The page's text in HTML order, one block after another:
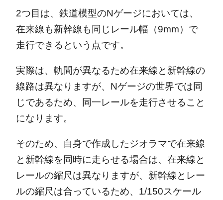
2つ目は、鉄道模型のNゲージにおいては、
在来線も新幹線も同じレール幅（9mm）で
走行できるという点です。
実際は、軌間が異なるため在来線と新幹線の
線路は異なりますが、Nゲージの世界では同
じであるため、同一レールを走行させること
になります。
そのため、自身で作成したジオラマで在来線
と新幹線を同時に走らせる場合は、在来線と
レールの縮尺は異なりますが、新幹線とレー
ルの縮尺は合っているため、1/150スケール